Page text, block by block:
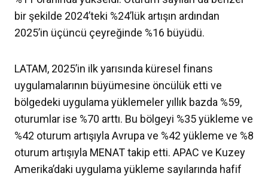
bir şekilde 2024’teki %24’lük artışın ardından
2025’in üçüncü çeyreğinde %16 büyüdü.
LATAM, 2025’in ilk yarısında küresel finans
uygulamalarının büyümesine öncülük etti ve
bölgedeki uygulama yüklemeler yıllık bazda %59,
oturumlar ise %70 arttı. Bu bölgeyi %35 yükleme ve
%42 oturum artışıyla Avrupa ve %42 yükleme ve %8
oturum artışıyla MENAT takip etti. APAC ve Kuzey
Amerika’daki uygulama yükleme sayılarında hafif